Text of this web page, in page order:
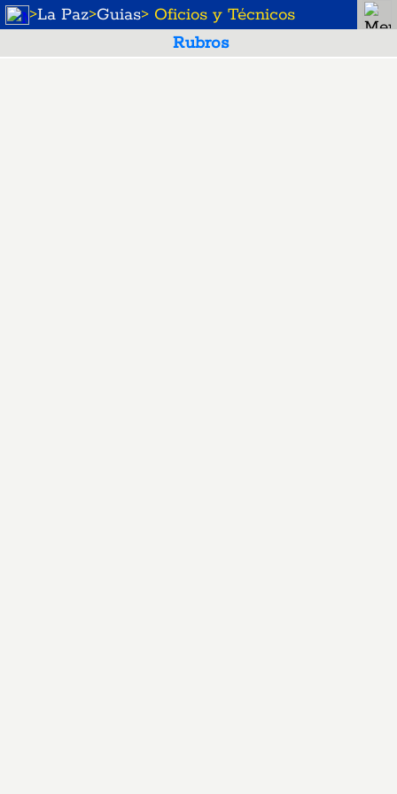
>La Paz>Guias> Oficios y Técnicos
Rubros